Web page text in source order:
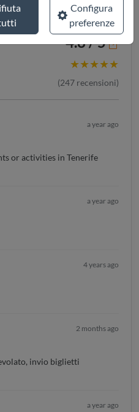
4.8 / 5
★★★★★
(247 recensioni)
a year ago
or activities in Tenerife
a year ago
4 years ago
2 months ago
invio biglietti
a year ago
Configura
preferenze